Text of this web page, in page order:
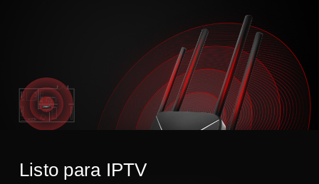
Listo para IPTV